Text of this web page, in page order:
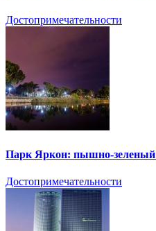
Достопримечательности
Парк Яркон: пышно-зеленый
Достопримечательности